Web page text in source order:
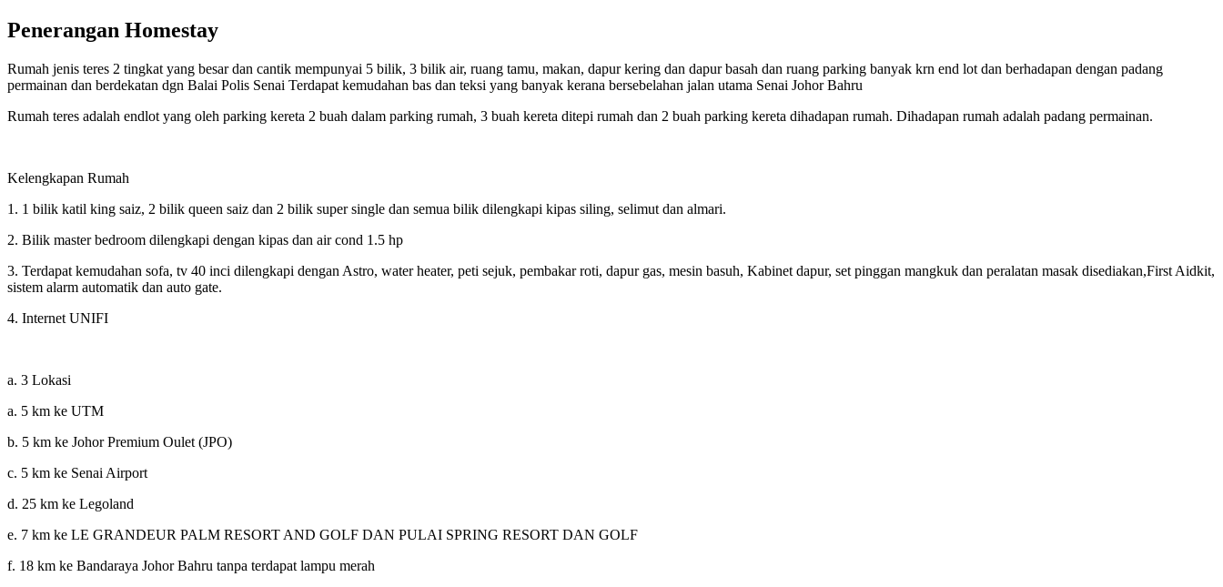
Penerangan Homestay
Rumah jenis teres 2 tingkat yang besar dan cantik mempunyai 5 bilik, 3 bilik air, ruang tamu, makan, dapur kering dan dapur basah dan ruang parking banyak krn end lot dan berhadapan dengan padang
permainan dan berdekatan dgn Balai Polis Senai Terdapat kemudahan bas dan teksi yang banyak kerana bersebelahan jalan utama Senai Johor Bahru
Rumah teres adalah endlot yang oleh parking kereta 2 buah dalam parking rumah, 3 buah kereta ditepi rumah dan 2 buah parking kereta dihadapan rumah. Dihadapan rumah adalah padang permainan.
Kelengkapan Rumah
1. 1 bilik katil king saiz, 2 bilik queen saiz dan 2 bilik super single dan semua bilik dilengkapi kipas siling, selimut dan almari.
2. Bilik master bedroom dilengkapi dengan kipas dan air cond 1.5 hp
3. Terdapat kemudahan sofa, tv 40 inci dilengkapi dengan Astro, water heater, peti sejuk, pembakar roti, dapur gas, mesin basuh, Kabinet dapur, set pinggan mangkuk dan peralatan masak disediakan,First Aidkit,
sistem alarm automatik dan auto gate.
4. Internet UNIFI
a. 3 Lokasi
a. 5 km ke UTM
b. 5 km ke Johor Premium Oulet (JPO)
c. 5 km ke Senai Airport
d. 25 km ke Legoland
e. 7 km ke LE GRANDEUR PALM RESORT AND GOLF DAN PULAI SPRING RESORT DAN GOLF
f. 18 km ke Bandaraya Johor Bahru tanpa terdapat lampu merah